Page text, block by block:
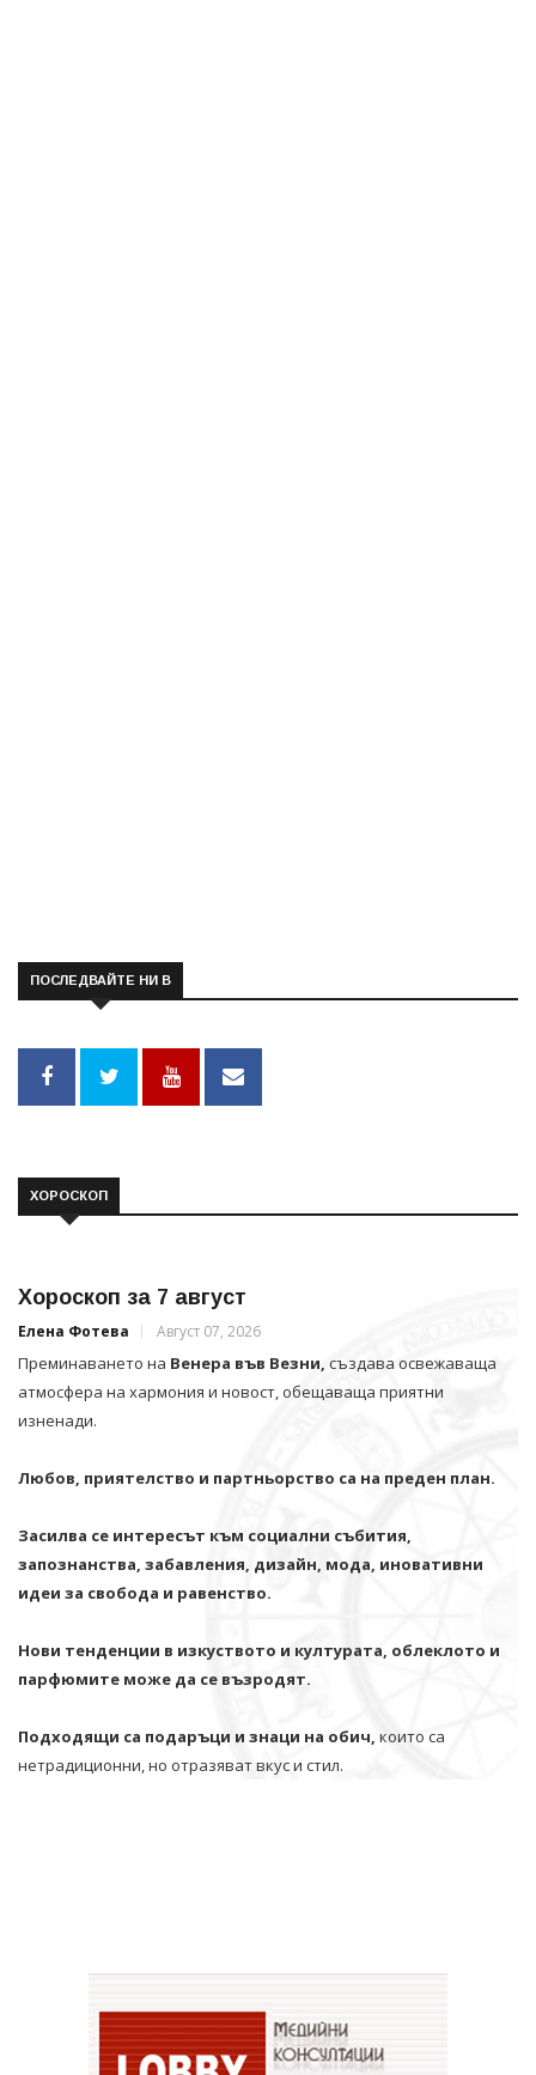
ПОСЛЕДВАЙТЕ НИ В
ХОРОСКОП
Хороскоп за 7 август
Елена Фотева Август 07, 2026
Преминаването на Венера във Везни, създава освежаваща
атмосфера на хармония и новост, обещаваща приятни
изненади.
Любов, приятелство и партньорство са на преден план.
Засилва се интересът към социални събития,
запознанства, забавления, дизайн, мода, иновативни
идеи за свобода и равенство.
Нови тенденции в изкуството и културата, облеклото и
парфюмите може да се възродят.
Подходящи са подаръци и знаци на обич, които са
нетрадиционни, но отразяват вкус и стил.